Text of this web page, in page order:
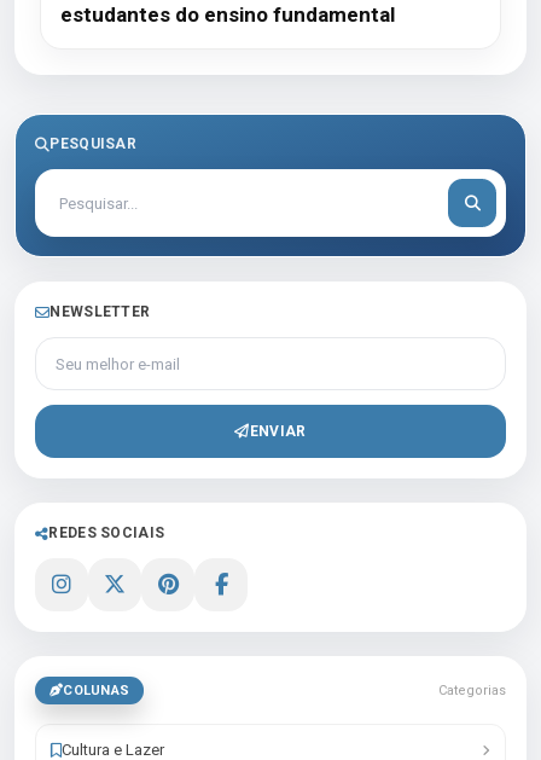
estudantes do ensino fundamental
PESQUISAR
NEWSLETTER
Seu melhor e-mail
ENVIAR
REDES SOCIAIS
COLUNAS Categorias
Cultura e Lazer